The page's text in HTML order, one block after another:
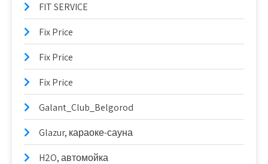
FIT SERVICE
Fix Price
Fix Price
Fix Price
Galant_Club_Belgorod
Glazur, караоке-сауна
H2O, автомойка